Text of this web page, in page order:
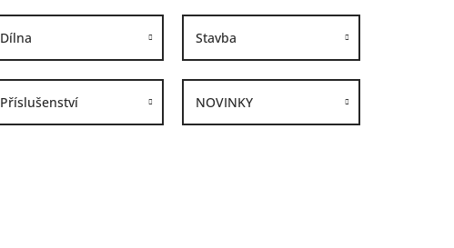
Dílna Stavba
Příslušenství NOVINKY